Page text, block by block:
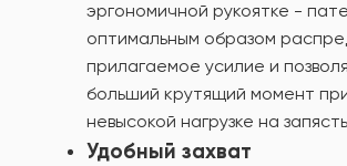
эргономичной рукоятке -
оптимальным образом
прилагаемое усилие и
больший крутящий момент
невысокой нагрузке на
Удобный захват